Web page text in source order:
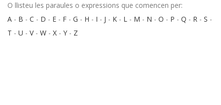
O llisteu les paraules o expressions que comencen per:
A - B - C - D - E - F - G - H - I - J - K - L - M - N - O - P - Q - R - S -
T - U - V- W - X - Y - Z